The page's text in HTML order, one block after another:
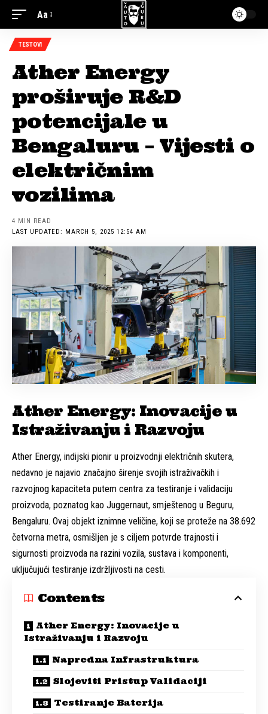
Aa
TESTOVI
Ather Energy
proširuje R&D
potencijale u
Bengaluru – Vijesti o
električnim
vozilima
LAST UPDATED: MARCH 5, 2025 12:54 AM
4 MIN READ
Ather Energy: Inovacije u
Istraživanju i Razvoju
Ather Energy, indijski pionir u proizvodnji električnih skutera,
nedavno je najavio značajno širenje svojih istraživačkih i
razvojnog kapaciteta putem centra za testiranje i validaciju
proizvoda, poznatog kao Juggernaut, smještenog u Beguru,
Bengaluru. Ovaj objekt iznimne veličine, koji se proteže na 38.692
četvorna metra, osmišljen je s ciljem potvrde trajnosti i
sigurnosti proizvoda na razini vozila, sustava i komponenti,
uključujući testiranje izdržljivosti na cesti.
Contents
Ather Energy: Inovacije u
Istraživanju i Razvoju
Napredna Infrastruktura
Slojeviti Pristup Validaciji
Testiranje Baterija